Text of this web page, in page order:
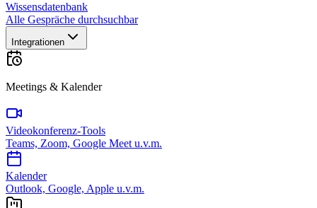
Wissensdatenbank
Alle Gespräche durchsuchbar
Integrationen
Meetings & Kalender
Videokonferenz-Tools
Teams, Zoom, Google Meet u.v.m.
Kalender
Outlook, Google, Apple u.v.m.